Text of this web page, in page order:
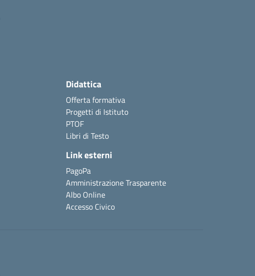
Didattica
Offerta formativa
Progetti di Istituto
PTOF
Libri di Testo
Link esterni
PagoPa
Amministrazione Trasparente
Albo Online
Accesso Civico